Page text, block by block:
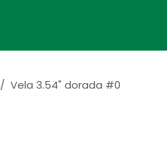
Vela 3.54" dorada #0